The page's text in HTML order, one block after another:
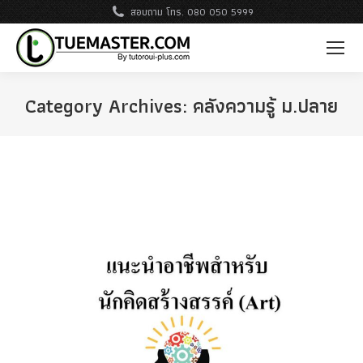
สอบถาม โทร. 080 050 5999
Category Archives: คลังความรู้ ม.ปลาย